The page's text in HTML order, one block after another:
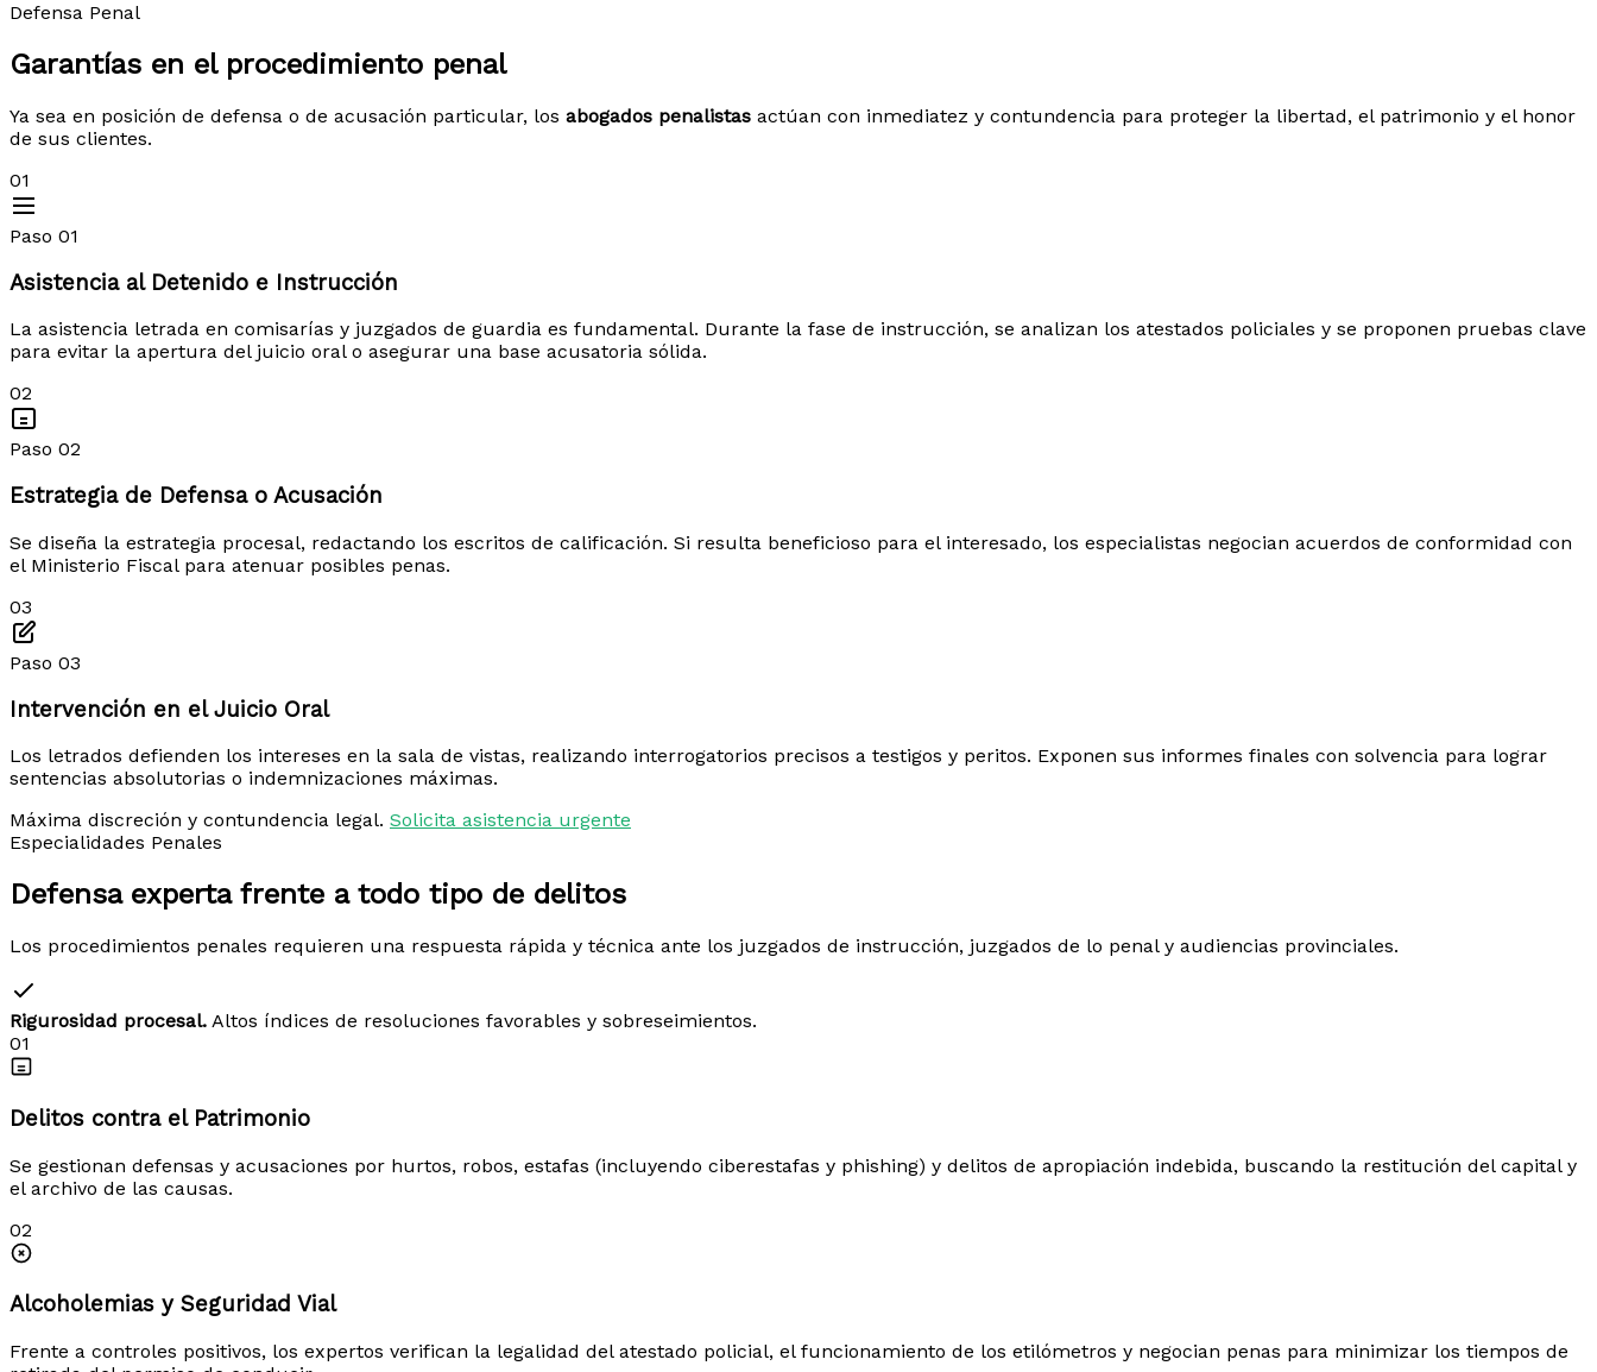
Defensa Penal
Garantías en el procedimiento penal
Ya sea en posición de defensa o de acusación particular, los abogados penalistas actúan con inmediatez y contundencia para proteger la libertad, el patrimonio y el honor
de sus clientes.
01
Paso 01
Asistencia al Detenido e Instrucción
La asistencia letrada en comisarías y juzgados de guardia es fundamental. Durante la fase de instrucción, se analizan los atestados policiales y se proponen pruebas clave
para evitar la apertura del juicio oral o asegurar una base acusatoria sólida.
02
Paso 02
Estrategia de Defensa o Acusación
Se diseña la estrategia procesal, redactando los escritos de calificación. Si resulta beneficioso para el interesado, los especialistas negocian acuerdos de conformidad con
el Ministerio Fiscal para atenuar posibles penas.
03
Paso 03
Intervención en el Juicio Oral
Los letrados defienden los intereses en la sala de vistas, realizando interrogatorios precisos a testigos y peritos. Exponen sus informes finales con solvencia para lograr
sentencias absolutorias o indemnizaciones máximas.
Máxima discreción y contundencia legal. Solicita asistencia urgente
Especialidades Penales
Defensa experta frente a todo tipo de delitos
Los procedimientos penales requieren una respuesta rápida y técnica ante los juzgados de instrucción, juzgados de lo penal y audiencias provinciales.
Rigurosidad procesal. Altos índices de resoluciones favorables y sobreseimientos.
01
Delitos contra el Patrimonio
Se gestionan defensas y acusaciones por hurtos, robos, estafas (incluyendo ciberestafas y phishing) y delitos de apropiación indebida, buscando la restitución del capital y
el archivo de las causas.
02
Alcoholemias y Seguridad Vial
Frente a controles positivos, los expertos verifican la legalidad del atestado policial, el funcionamiento de los etilómetros y negocian penas para minimizar los tiempos de